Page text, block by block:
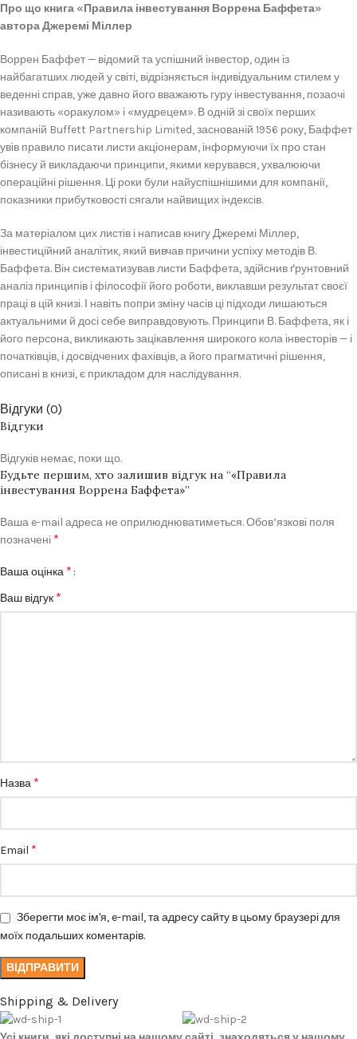
Про що книга «Правила інвестування Воррена Баффета»
автора Джеремі Міллер
Воррен Баффет — відомий та успішний інвестор, один із
найбагатших людей у світі, відрізняється індивідуальним стилем у
веденні справ, уже давно його вважають гуру інвестування, позаочі
називають «оракулом» і «мудрецем». В одній зі своїх перших
компаній Buffett Partnership Limited, заснованій 1956 року, Баффет
увів правило писати листи акціонерам, інформуючи їх про стан
бізнесу й викладаючи принципи, якими керувався, ухвалюючи
операційні рішення. Ці роки були найуспішнішими для компанії,
показники прибутковості сягали найвищих індексів.
За матеріалом цих листів і написав книгу Джеремі Міллер,
інвестиційний аналітик, який вивчав причини успіху методів В.
Баффета. Він систематизував листи Баффета, здійснив ґрунтовний
аналіз принципів і філософії його роботи, виклавши результат своєї
праці в цій книзі. І навіть попри зміну часів ці підходи лишаються
актуальними й досі себе виправдовують. Принципи В. Баффета, як і
його персона, викликають зацікавлення широкого кола інвесторів — і
початківців, і досвідчених фахівців, а його прагматичні рішення,
описані в книзі, є прикладом для наслідування.
Відгуки (0)
Відгуки
Відгуків немає, поки що.
Будьте першим, хто залишив відгук на “«Правила
інвестування Воррена Баффета»”
Ваша e-mail адреса не оприлюднюватиметься.Обов’язкові поля
позначені *
Ваша оцінка *
Ваш відгук *
Назва *
Email *
Зберегти моє ім'я, e-mail, та адресу сайту в цьому браузері для
моїх подальших коментарів.
Shipping & Delivery